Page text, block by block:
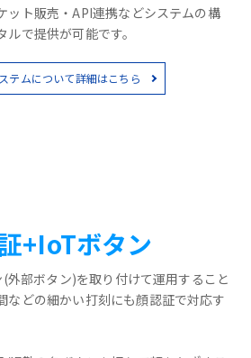
ット販売・API連携などシステムの構
で提供が可能です。
テムについて詳細はこちら
+IoTボタン
部ボタン)を取り付けて運用すること
などの細かい打刻にも顔認証で対応す